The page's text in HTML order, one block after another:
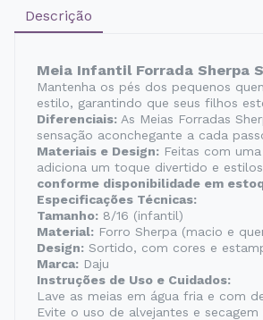
Descrição
Meia Infantil Forrada Sherpa
Mantenha os pés dos pequenos
estilo, garantindo que seus filhos
Diferenciais: As Meias Forradas
sensação aconchegante a cada
Materiais e Design: Feitas com
adiciona um toque divertido e
conforme disponibilidade em
Especificações Técnicas:
Tamanho: 8/16 (infantil)
Material: Forro Sherpa (macio e
Design: Sortido, com cores e
Marca: Daju
Instruções de Uso e Cuidados:
Lave as meias em água fria e com
Evite o uso de alvejantes e